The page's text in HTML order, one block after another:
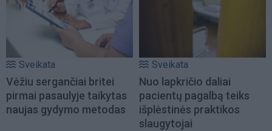
Sveikata
Vėžiu sergančiai britei
pirmai pasaulyje taikytas
naujas gydymo metodas
Sveikata
Nuo lapkričio daliai
pacientų pagalbą teiks
išplėstinės praktikos
slaugytojai